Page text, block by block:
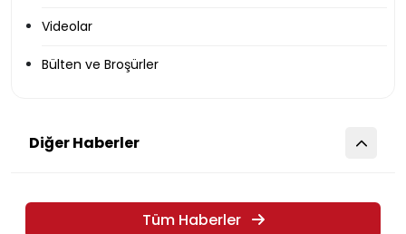
Videolar
Bülten ve Broşürler
Diğer Haberler
Tüm Haberler